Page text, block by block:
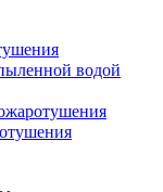
водой